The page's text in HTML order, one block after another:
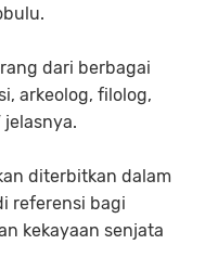
dari berbagai
arkeolog, filolog,
diterbitkan dalam
referensi bagi
kekayaan senjata